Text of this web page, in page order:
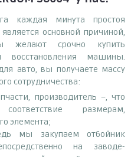
каждая минута простоя
основной причиной,
желают срочно купить
восстановления машины.
авто, вы получаете массу
сотрудничества:
производитель –, что
размерам,
элемента;
мы закупаем отбойник
на заводе-